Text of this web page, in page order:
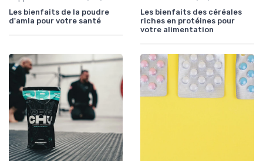
Les bienfaits de la poudre
d'amla pour votre santé
Les bienfaits des céréales
riches en protéines pour
votre alimentation